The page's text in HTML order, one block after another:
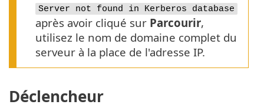
Server not found in Kerberos database
après avoir cliqué sur Parcourir,
utilisez le nom de domaine complet du
serveur à la place de l'adresse IP.
Déclencheur